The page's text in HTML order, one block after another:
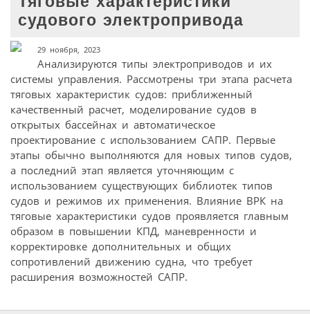
судового электропривода
29 ноября, 2023
Анализируются типы электроприводов и их
системы управления. Рассмотрены три этапа расчета
тяговых характеристик судов: приближенный
качественный расчет, моделирование судов в
открытых бассейнах и автоматическое
проектирование с использованием САПР. Первые
этапы обычно выполняются для новых типов судов,
а последний этап является уточняющим с
использованием существующих библиотек типов
судов и режимов их применения. Влияние ВРК на
тяговые характеристики судов проявляется главным
образом в повышении КПД, маневренности и
корректировке дополнительных и общих
сопротивлений движению судна, что требует
расширения возможностей САПР.